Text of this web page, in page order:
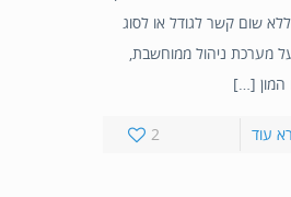
שום קשר לגודל או לסוג
מערכת ניהול ממוחשבת,
המון […]
2 עוד